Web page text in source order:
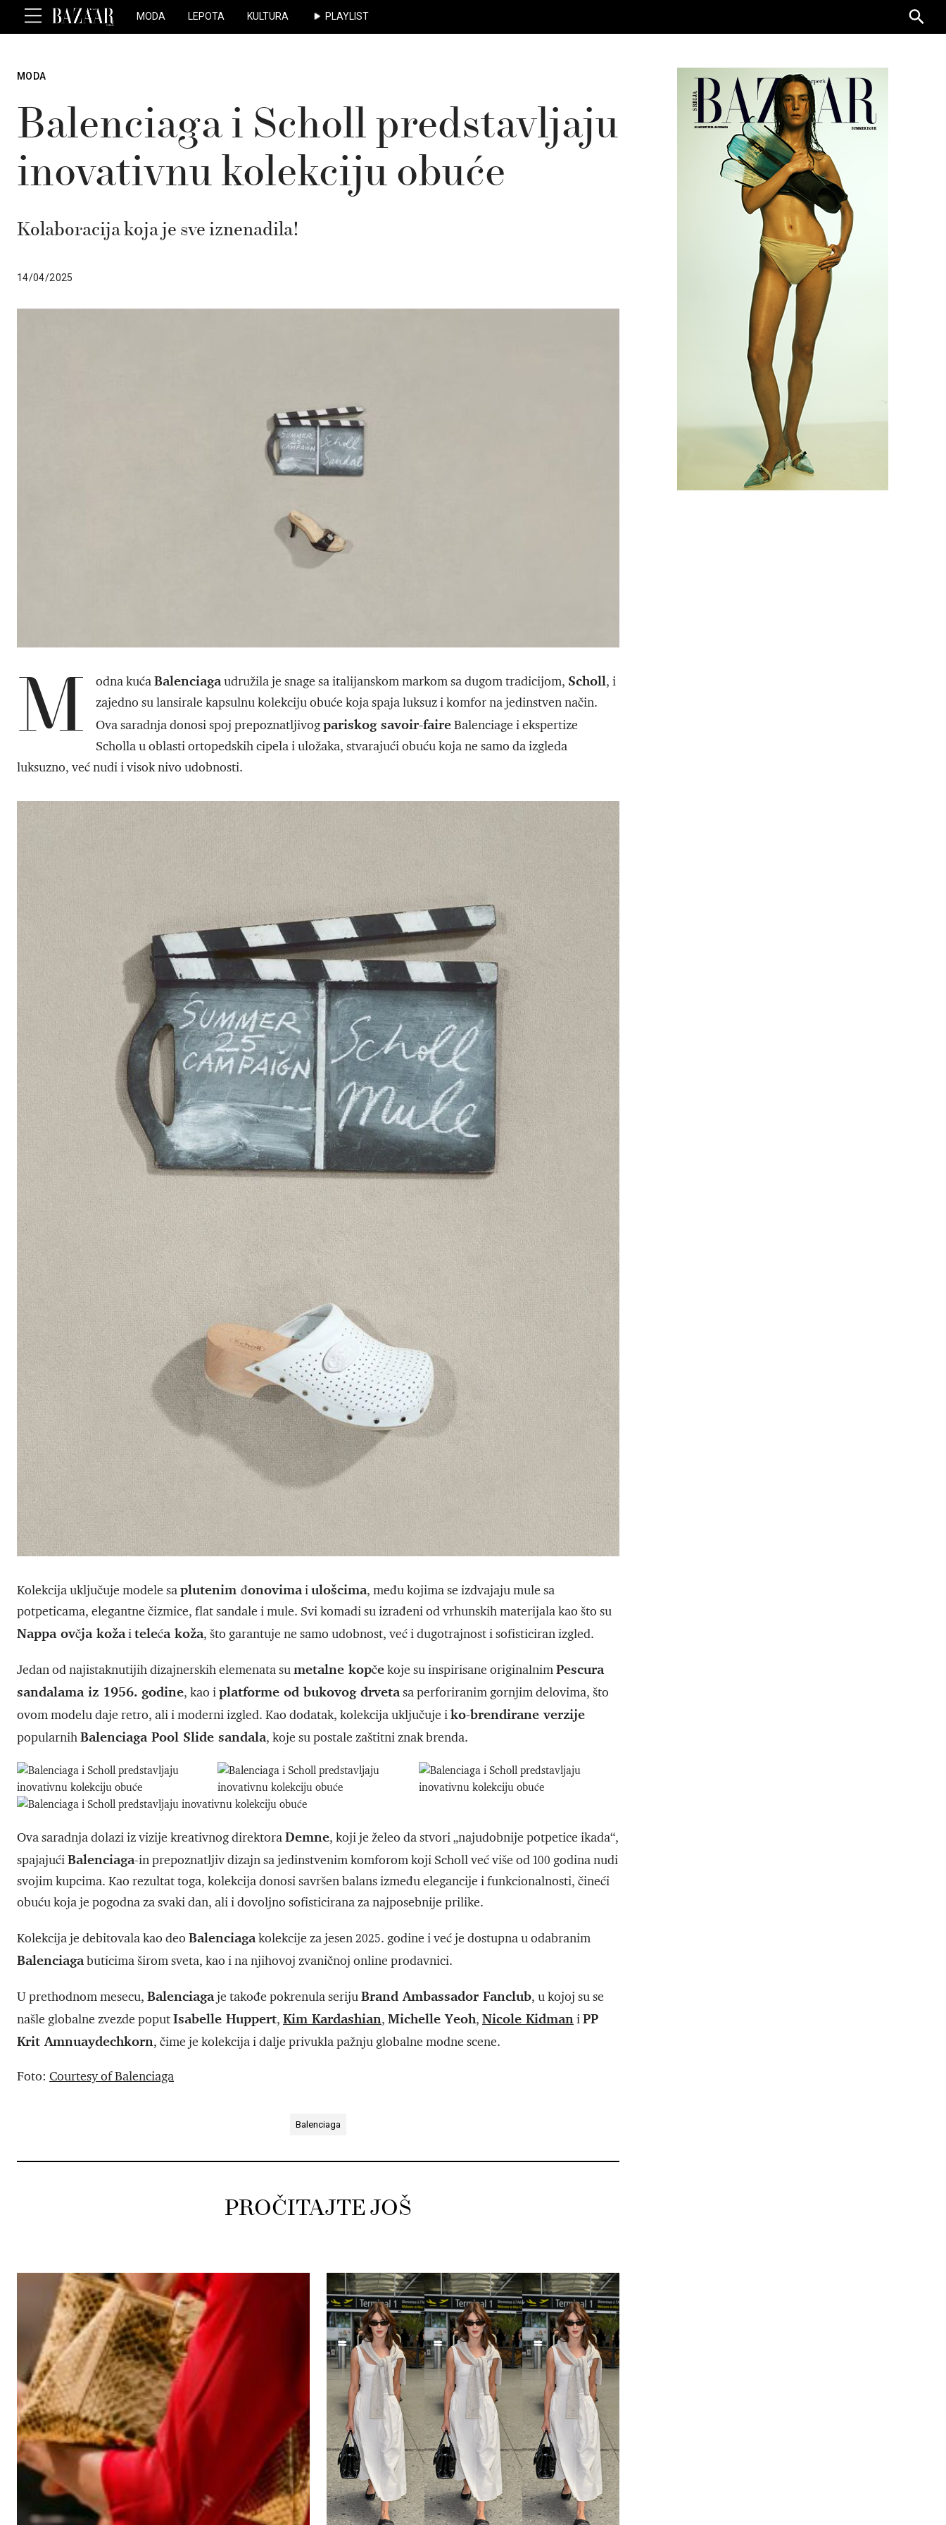
MODA LEPOTA KULTURA PLAYLIST
for:
MODA
Balenciaga i Scholl predstavljaju
inovativnu kolekciju obuće
Kolaboracija koja je sve iznenadila!
14/04/2025
M odna kućaBalenciagaudružila je snage sa italijanskom markom sa dugom tradicijom, Scholl, i
zajedno su lansirale kapsulnu kolekciju obuće koja spaja luksuz i komfor na jedinstven način.
Ova saradnja donosi spoj prepoznatljivogpariskog savoir-faireBalenciage i ekspertize
Scholla u oblasti ortopedskih cipela i uložaka, stvarajući obuću koja ne samo da izgleda
luksuzno, već nudi i visok nivo udobnosti.
Kolekcija uključuje modele saplutenim đonovimaiulošcima, među kojima se izdvajaju mule sa
potpeticama, elegantne čizmice, flat sandale i mule. Svi komadi su izrađeni od vrhunskih materijala kao što su
Nappa ovčja kožaiteleća koža, što garantuje ne samo udobnost, već i dugotrajnost i sofisticiran izgled.
Jedan od najistaknutijih dizajnerskih elemenata sumetalne kopčekoje su inspirisane originalnimPescura
sandalama iz 1956. godine, kao iplatforme od bukovog drvetasa perforiranim gornjim delovima, što
ovom modelu daje retro, ali i moderni izgled. Kao dodatak, kolekcija uključuje iko-brendirane verzije
popularnihBalenciaga Pool Slide sandala, koje su postale zaštitni znak brenda.
Ova saradnja dolazi iz vizije kreativnog direktoraDemne, koji je želeo da stvori „najudobnije potpetice ikada“,
spajajućiBalenciaga-in prepoznatljiv dizajn sa jedinstvenim komforom koji Scholl već više od 100 godina nudi
svojim kupcima. Kao rezultat toga, kolekcija donosi savršen balans između elegancije i funkcionalnosti, čineći
obuću koja je pogodna za svaki dan, ali i dovoljno sofisticirana za najposebnije prilike.
Kolekcija je debitovala kao deo Balenciagakolekcije za jesen 2025. godine i već je dostupna u odabranim
Balenciagabuticima širom sveta, kao i na njihovoj zvaničnoj online prodavnici.
U prethodnom mesecu, Balenciagaje takođe pokrenula serijuBrand Ambassador Fanclub, u kojoj su se
našle globalne zvezde poputIsabelle Huppert, Kim Kardashian, Michelle Yeoh, Nicole Kidman iPP
Krit Amnuaydechkorn, čime je kolekcija i dalje privukla pažnju globalne modne scene.
Foto: Courtesy of Balenciaga
Balenciaga
PROČITAJTE JOŠ